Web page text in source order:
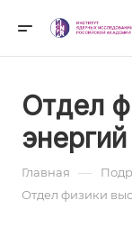
Отдел
энергий
Главная —
Отдел физики